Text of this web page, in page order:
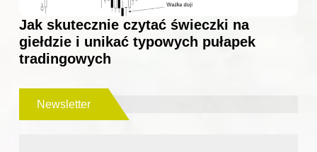
Jak skutecznie czytać świeczki na
giełdzie i unikać typowych pułapek
tradingowych
Newsletter